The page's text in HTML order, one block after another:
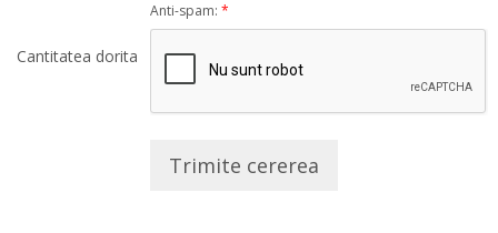
Cantitatea dorita
Anti-spam: *
Trimite cererea